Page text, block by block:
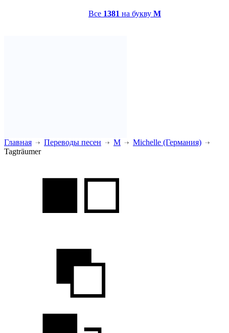
Все 1381 на букву M
Главная Переводы песен M
Michelle (Германия)
Tagträumer